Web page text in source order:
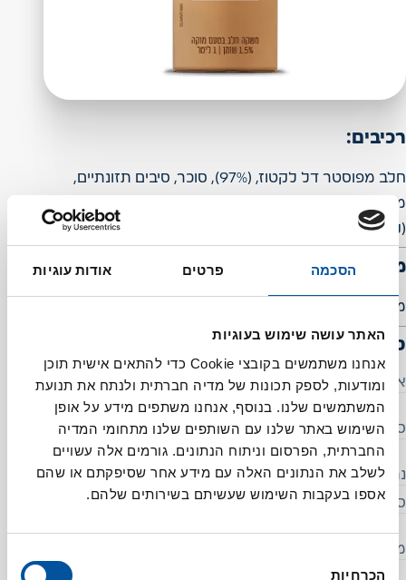
הסכמה פרטים אודות עוגיות
האתר עושה שימוש בעוגיות
אנחנו משתמשים בקובצי Cookie כדי להתאים אישית תוכן
ומודעות, לספק תכונות של מדיה חברתית ולנתח את תנועת
המשתמשים שלנו. בנוסף, אנחנו משתפים מידע על אופן
השימוש באתר שלנו עם השותפים שלנו מתחומי המדיה
החברתית, הפרסום וניתוח הנתונים. גורמים אלה עשויים
לשלב את הנתונים האלה עם מידע אחר שסיפקתם או שהם
אספו בעקבות השימוש שעשיתם בשירותים שלהם.
הכרחיות
רכיבים:
חלב מפוסטר דל לקטוז, (97%), סוכר, סיבים תזונתיים,
(קרמל), קקאו, רכז פרי המונק, ויטמין D.
מידע על אלרגנים:
מכיל חלב, עלול להכיל גלוטן
סימון תזונתי ב-100 מ"ל
אנרגיה (קלוריות) 51
סך השומנים (גרם) 1.5
נתרן (מ"ג)
40
סך הפחמימות (גרם)
6
מתוכן: